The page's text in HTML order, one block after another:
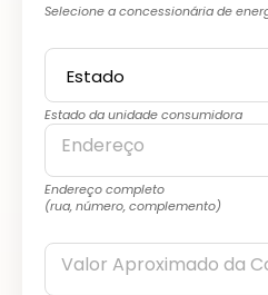
Selecione a concessionária de
Estado da unidade consumidora
Endereço
Endereço completo
(rua, número, complemento)
Valor Aproximado da